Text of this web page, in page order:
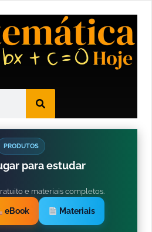
PRODUTOS
para estudar
e materiais completos.
eBook Materiais